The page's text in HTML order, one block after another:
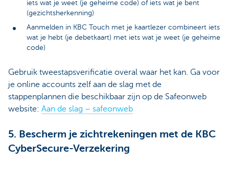
iets wat je weet (je geheime code) of iets wat je bent
(gezichtsherkenning)
Aanmelden in KBC Touch met je kaartlezer combineert iets
wat je hebt (je debetkaart) met iets wat je weet (je geheime
code)
Gebruik tweestapsverificatie overal waar het kan. Ga voor
je online accounts zelf aan de slag met de
stappenplannen die beschikbaar zijn op de Safeonweb
website: Aan de slag – safeonweb
5. Bescherm je zichtrekeningen met de KBC
CyberSecure-Verzekering